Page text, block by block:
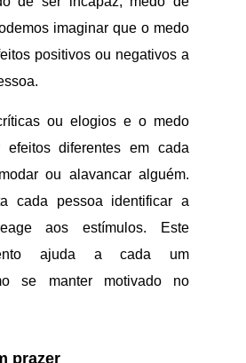
imaginar que o medo
positivos ou negativos a
ou elogios e o medo
efeitos diferentes em cada
ou alavancar alguém.
cada pessoa identificar a
aos estímulos. Este
ajuda a cada um
se manter motivado no
prazer